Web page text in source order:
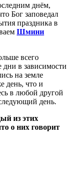
днём,
Бог заповедал
праздника в
Шмини
всего
в зависимости
на земле
день, что и
в любой другой
день.
из этих
о них говорит